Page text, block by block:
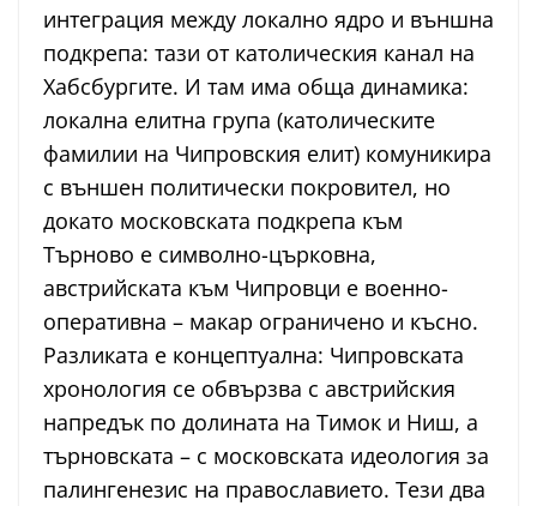
интеграция между локално ядро и външна
подкрепа: тази от католическия канал на
Хабсбургите. И там има обща динамика:
локална елитна група (католическите
фамилии на Чипровския елит) комуникира
с външен политически покровител, но
докато московската подкрепа към
Търново е символно-църковна,
австрийската към Чипровци е военно-
оперативна – макар ограничено и късно.
Разликата е концептуална: Чипровската
хронология се обвързва с австрийския
напредък по долината на Тимок и Ниш, а
търновската – с московската идеология за
палингенезис на православието. Тези два